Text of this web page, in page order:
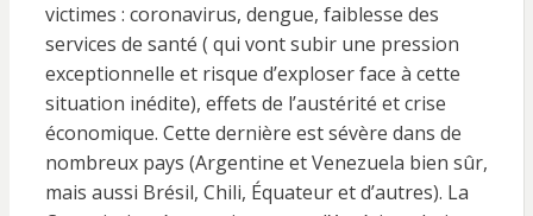
victimes : coronavirus, dengue, faiblesse des
services de santé ( qui vont subir une pression
exceptionnelle et risque d’exploser face à cette
situation inédite), effets de l’austérité et crise
économique. Cette dernière est sévère dans de
nombreux pays (Argentine et Venezuela bien sûr,
mais aussi Brésil, Chili, Équateur et d’autres). La